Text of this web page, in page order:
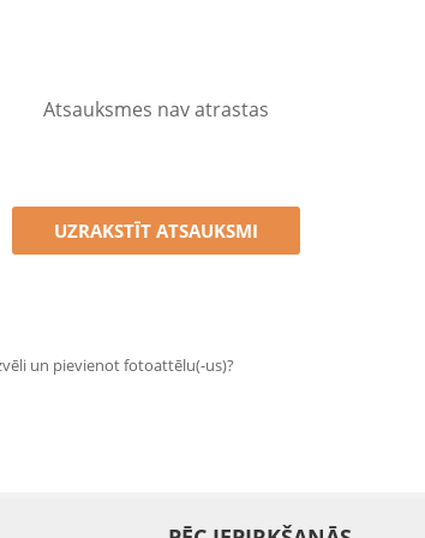
Atsauksmes nav atrastas
UZRAKSTĪT ATSAUKSMI
un pievienot fotoattēlu(-us)?